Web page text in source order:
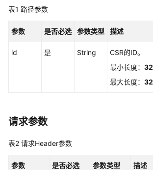
证
书
用
户
参
表1 路径参数
参数 是否必选 参数类型 描述
id 是 String
CSR的ID。
最小长度： 32
最大长度： 32
请求参数
表2 请求Header参数
参数 是否必选 参数类型 描述